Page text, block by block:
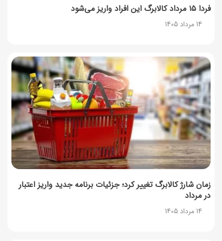
فردا ۱۵ مرداد کالابرگ این افراد واریز می‌شود
14 مرداد 1405
زمان شارژ کالابرگ تغییر کرد؛ جزئیات برنامه جدید واریز اعتبار
در مرداد
14 مرداد 1405